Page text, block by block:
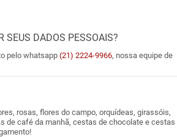
SEUS DADOS PESSOAIS?
pelo whatsapp (21) 2224-9966, nossa equipe de
rosas, flores do campo, orquídeas, girassóis,
de café da manhã, cestas de chocolate e cestas